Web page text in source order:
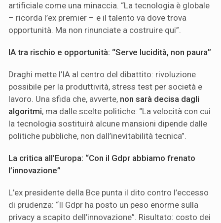
artificiale come una minaccia. “La tecnologia è globale
– ricorda l’ex premier – e il talento va dove trova
opportunità. Ma non rinunciate a costruire qui”.
IA tra rischio e opportunità: “Serve lucidità, non paura”
Draghi mette l’IA al centro del dibattito: rivoluzione
possibile per la produttività, stress test per società e
lavoro. Una sfida che, avverte, non sarà decisa dagli
algoritmi, ma dalle scelte politiche: “La velocità con cui
la tecnologia sostituirà alcune mansioni dipende dalle
politiche pubbliche, non dall’inevitabilità tecnica”.
La critica all’Europa: “Con il Gdpr abbiamo frenato
l’innovazione”
L’ex presidente della Bce punta il dito contro l’eccesso
di prudenza: “Il Gdpr ha posto un peso enorme sulla
privacy a scapito dell’innovazione”. Risultato: costo dei